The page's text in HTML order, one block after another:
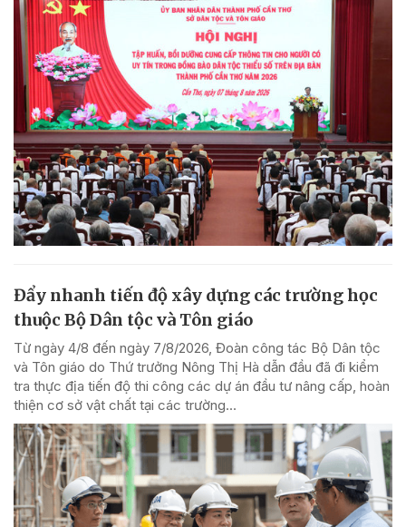
Đẩy nhanh tiến độ xây dựng các trường học
thuộc Bộ Dân tộc và Tôn giáo
Từ ngày 4/8 đến ngày 7/8/2026, Đoàn công tác Bộ Dân tộc
và Tôn giáo do Thứ trưởng Nông Thị Hà dẫn đầu đã đi kiểm
tra thực địa tiến độ thi công các dự án đầu tư nâng cấp, hoàn
thiện cơ sở vật chất tại các trường...